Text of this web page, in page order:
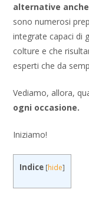
alternative
sono numerosi
integrate capaci di
colture e che
esperti che da
Vediamo, allora,
ogni occasione.
Iniziamo!
Indice [hide]